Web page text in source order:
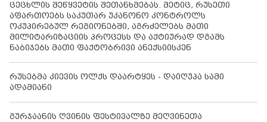
ცეცხლის შეწყვეტის შეთანხმებას. მეტიც, რუსეთი
აფართოებს საკუთარ უკანონო კონტროლს
ოკუპირებულ რეგიონებში, აგრძელებს მათი
მილიტარიზაციის პროცესს და აქტიურად დგამს
ნაბიჯებს მათი ფაქტობრივი ანექსიისკენ
რუსებმა კიევის ოლქს დაარტყეს - დაიღუპა სამი
ადამიანი
გურჯაანის ღვინის ფესტივალზე მეღვინეთა